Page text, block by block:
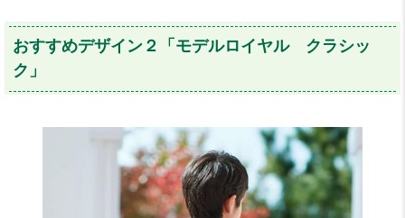
おすすめデザイン２「モデルロイヤル クラシッ
ク」